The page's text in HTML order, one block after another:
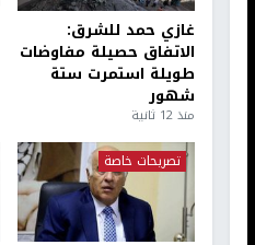
غازي حمد للشرق:
الاتفاق حصيلة مفاوضات
طويلة استمرت ستة
شهور
منذ 12 ثانية
تصريحات خاصة